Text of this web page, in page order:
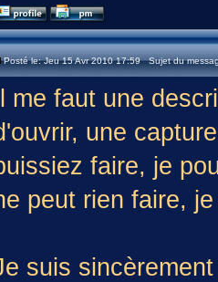
Posté le: Jeu 15 Avr 2010 17:59 Sujet du
me faut une
une
faire, je
peut rien faire,
suis